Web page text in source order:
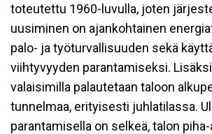
toteutettu 1960-luvulla, joten
uusiminen on ajankohtainen
palo- ja työturvallisuuden sekä
viihtyvyyden parantamiseksi.
valaisimilla palautetaan taloon
tunnelmaa, erityisesti juhlatilassa.
parantamisella on selkeä, talon